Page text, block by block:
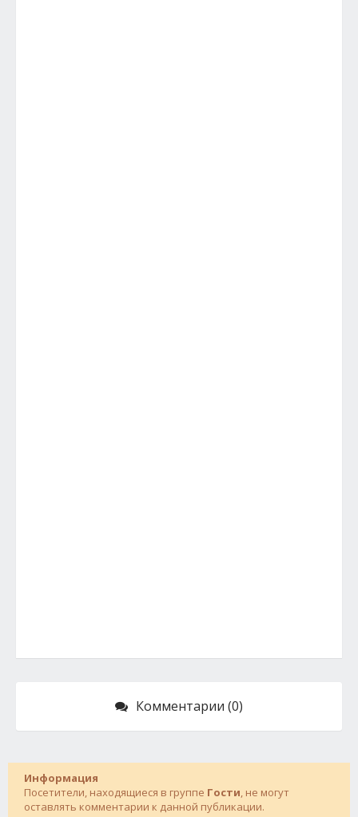
Комментарии (0)
Информация
Посетители, находящиеся в группе Гости, не могут
оставлять комментарии к данной публикации.